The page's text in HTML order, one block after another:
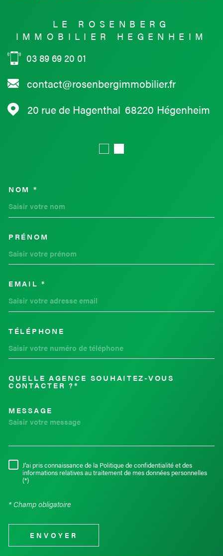
LE ROSENBERG
IMMOBILIER HEGENHEIM
03 89 69 20 01
contact@rosenbergimmobilier.fr
20 rue de Hagenthal 68220 Hégenheim
NOM *
PRÉNOM
EMAIL *
TÉLÉPHONE
QUELLE AGENCE SOUHAITEZ-VOUS
CONTACTER ?*
MESSAGE
RÈGLEMENTATION
J'ai pris connaissance de la Politique de confidentialité et des
informations relatives au traitement de mes données personnelles
(*)
* Champ obligatoire
ENVOYER